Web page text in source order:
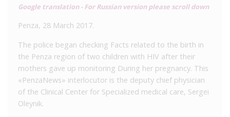
Google translation - For Russian version please scroll down
Penza, 28 March 2017.
The police began checking Facts related to the birth in
the Penza region of two children with HIV after their
mothers gave up monitoring During her pregnancy. This
«PenzaNews» interlocutor is the deputy chief physician
of the Clinical Center for Specialized medical care, Sergei
Oleynik.